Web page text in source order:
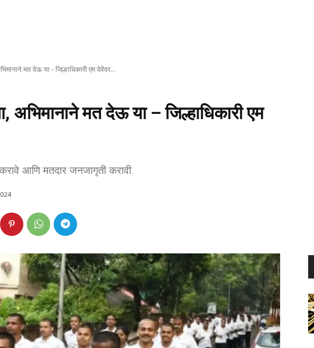
मत देऊ या - जिल्हाधिकारी एम देवेंदर...
अभिमानाने मत देऊ या – जिल्हाधिकारी एम
आणि मतदार जनजागृती करावी.